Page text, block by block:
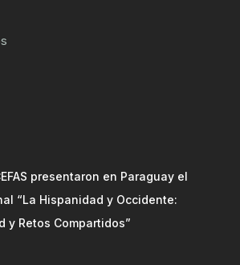
presentaron en Paraguay el
“La Hispanidad y Occidente:
y Retos Compartidos”